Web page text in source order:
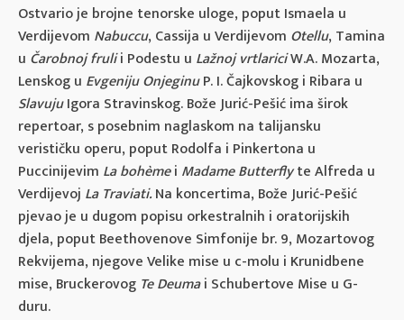
Ostvario je brojne tenorske uloge, poput Ismaela u
Verdijevom Nabuccu, Cassija u Verdijevom Otellu, Tamina
u Čarobnoj frulii Podestu u Lažnoj vrtlariciW.A. Mozarta,
Lenskog u Evgeniju OnjeginuP. I. Čajkovskog i Ribara u
SlavujuIgora Stravinskog. Bože Jurić-Pešić ima širok
repertoar, s posebnim naglaskom na talijansku
verističku operu, poput Rodolfa i Pinkertona u
Puccinijevim La bohèmei Madame Butterflyte Alfreda u
Verdijevoj La Traviati.Na koncertima, Bože Jurić-Pešić
pjevao je u dugom popisu orkestralnih i oratorijskih
djela, poput Beethovenove Simfonije br. 9, Mozartovog
Rekvijema, njegove Velike mise u c-molu i Krunidbene
mise, Bruckerovog Te Deumai Schubertove Mise u G-
duru.